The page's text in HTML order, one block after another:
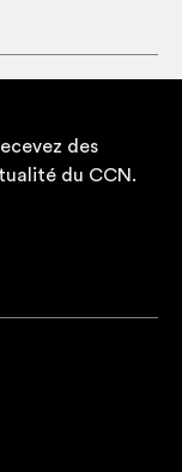
des
du CCN.